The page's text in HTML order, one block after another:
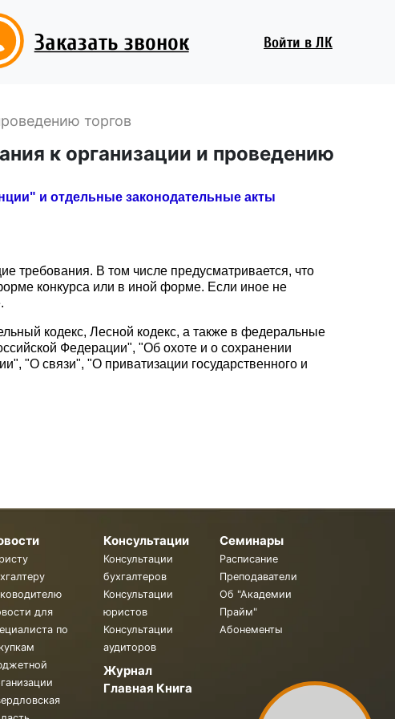
Заказать звонок Войти в ЛК
торгов
к организации и проведению
и отдельные законодательные акты
требования. В том числе предусматривается, что
конкурса или в иной форме. Если иное не
кодекс, Лесной кодекс, а также в федеральные
Федерации", "Об охоте и о сохранении
"О связи", "О приватизации государственного и
для
по
Консультации
Консультации
бухгалтеров
Консультации
юристов
Консультации
аудиторов
Журнал
Главная Книга
Семинары
Расписание
Преподаватели
Об "Академии
Прайм"
Абонементы